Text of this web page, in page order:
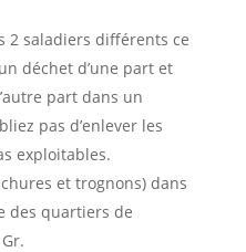
2 saladiers différents ce
déchet d’une part et
part dans un
pas d’enlever les
exploitables.
et trognons) dans
des quartiers de